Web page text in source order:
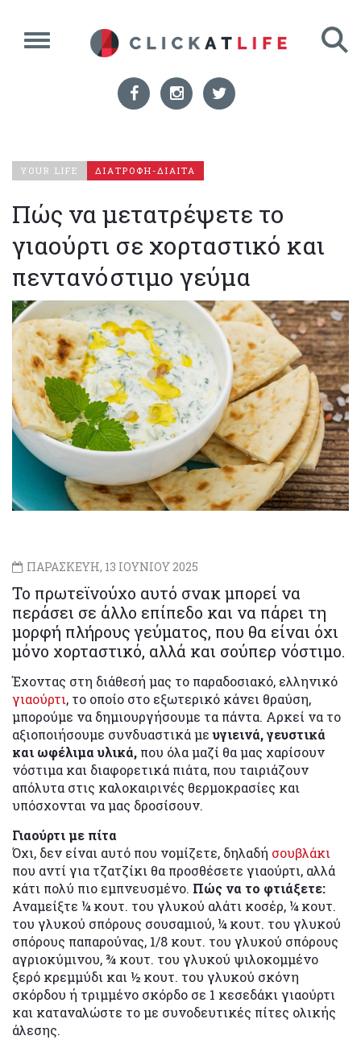
YOUR LIFE ΔΙΑΤΡΟΦΗ-ΔΙΑΙΤΑ
Πώς να μετατρέψετε το
γιαούρτι σε χορταστικό και
πεντανόστιμο γεύμα
ΠΑΡΑΣΚΕΥΗ, 13 ΙΟΥΝΙΟΥ 2025
Το πρωτεϊνούχο αυτό σνακ μπορεί να
περάσει σε άλλο επίπεδο και να πάρει τη
μορφή πλήρους γεύματος, που θα είναι όχι
μόνο χορταστικό, αλλά και σούπερ νόστιμο.
Έχοντας στη διάθεσή μας το παραδοσιακό, ελληνικό
γιαούρτι, το οποίο στο εξωτερικό κάνει θραύση,
μπορούμε να δημιουργήσουμε τα πάντα. Αρκεί να το
αξιοποιήσουμε συνδυαστικά μευγιεινά, γευστικά
και ωφέλιμα υλικά, που όλα μαζί θα μας χαρίσουν
νόστιμα και διαφορετικά πιάτα, που ταιριάζουν
απόλυτα στις καλοκαιρινές θερμοκρασίες και
υπόσχονται να μας δροσίσουν.
Γιαούρτι με πίτα
Όχι, δεν είναι αυτό που νομίζετε, δηλαδή σουβλάκι
που αντί για τζατζίκι θα προσθέσετε γιαούρτι, αλλά
κάτι πολύ πιο εμπνευσμένο. Πώς να το φτιάξετε:
Αναμείξτε ¼ κουτ. του γλυκού αλάτι κοσέρ, ¼ κουτ.
του γλυκού σπόρους σουσαμιού, ¼ κουτ. του γλυκού
σπόρους παπαρούνας, 1/8 κουτ. του γλυκού σπόρους
αγριοκύμινου, ¾ κουτ. του γλυκού ψιλοκομμένο
ξερό κρεμμύδι και ½ κουτ. του γλυκού σκόνη
σκόρδου ή τριμμένο σκόρδο σε 1 κεσεδάκι γιαούρτι
και καταναλώστε το με συνοδευτικές πίτες ολικής
άλεσης.